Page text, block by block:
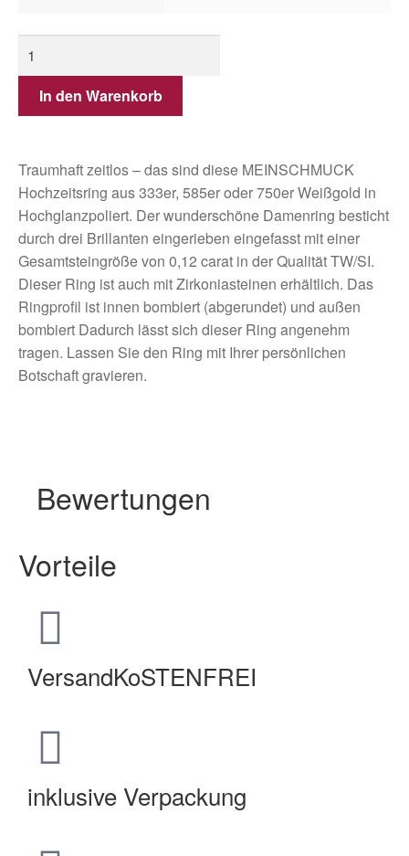
In den Warenkorb
Traumhaft zeitlos – das sind diese MEINSCHMUCK
Hochzeitsring aus 333er, 585er oder 750er Weißgold in
Hochglanzpoliert. Der wunderschöne Damenring besticht
durch drei Brillanten eingerieben eingefasst mit einer
Gesamtsteingröße von 0,12 carat in der Qualität TW/SI.
Dieser Ring ist auch mit Zirkoniasteinen erhältlich. Das
Ringprofil ist innen bombiert (abgerundet) und außen
bombiert Dadurch lässt sich dieser Ring angenehm
tragen. Lassen Sie den Ring mit Ihrer persönlichen
Botschaft gravieren.
Bewertungen
Vorteile
VersandKoSTENFREI
inklusive Verpackung